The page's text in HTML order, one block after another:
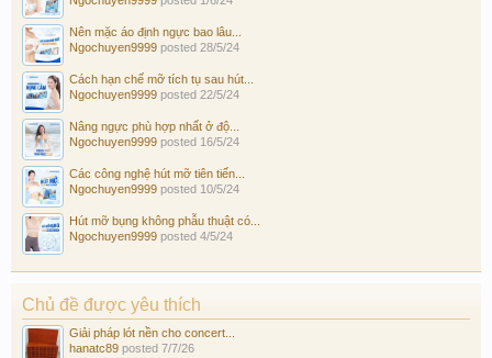
Nên mặc áo định ngực bao lâu...
Ngochuyen9999 posted 28/5/24
Cách hạn chế mỡ tích tụ sau hút...
Ngochuyen9999 posted 22/5/24
Nâng ngực phù hợp nhất ở độ...
Ngochuyen9999 posted 16/5/24
Các công nghệ hút mỡ tiên tiến...
Ngochuyen9999 posted 10/5/24
Hút mỡ bụng không phẫu thuật có...
Ngochuyen9999 posted 4/5/24
Chủ đề được yêu thích
Giải pháp lót nền cho concert...
hanatc89 posted 7/7/26